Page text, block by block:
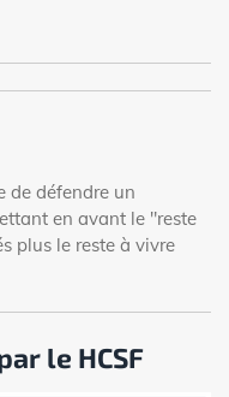
de défendre un
en avant le "reste
plus le reste à vivre
le HCSF